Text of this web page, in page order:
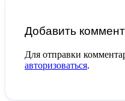
Добавить
Для отправки
авторизоваться.